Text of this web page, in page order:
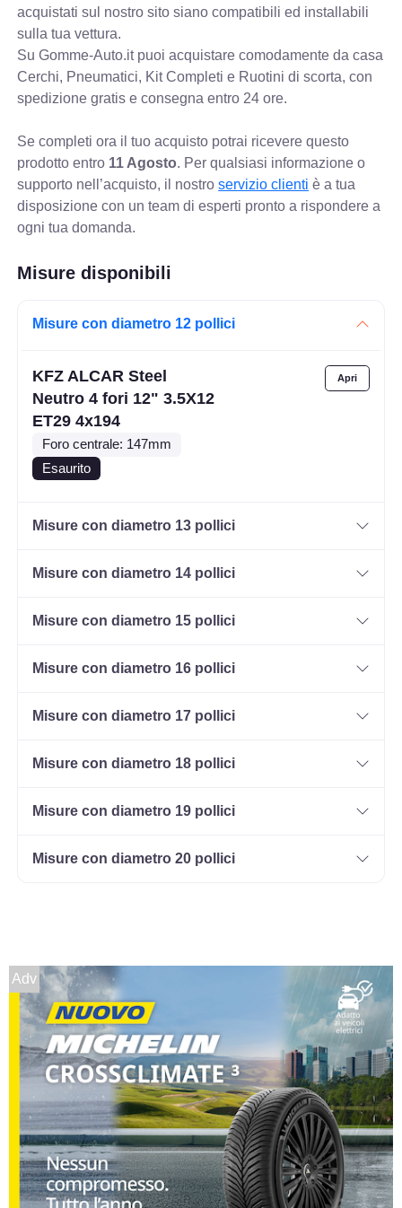
acquistati sul nostro sito siano compatibili ed installabili
sulla tua vettura.
Su Gomme-Auto.it puoi acquistare comodamente da casa
Cerchi, Pneumatici, Kit Completi e Ruotini di scorta, con
spedizione gratis e consegna entro 24 ore.
Se completi ora il tuo acquisto potrai ricevere questo
prodotto entro 11 Agosto. Per qualsiasi informazione o
supporto nell’acquisto, il nostroservizio clienti è a tua
disposizione con un team di esperti pronto a rispondere a
ogni tua domanda.
Misure disponibili
Misure con diametro 12 pollici
KFZ ALCAR Steel
Neutro 4 fori 12" 3.5X12
ET29 4x194
Foro centrale: 147mm
Esaurito
Misure con diametro 13 pollici
Misure con diametro 14 pollici
Misure con diametro 15 pollici
Misure con diametro 16 pollici
Misure con diametro 17 pollici
Misure con diametro 18 pollici
Misure con diametro 19 pollici
Misure con diametro 20 pollici
Adv